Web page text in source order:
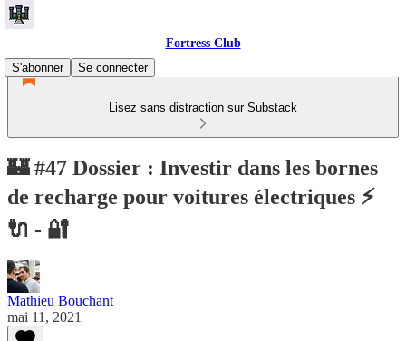
Fortress Club
S'abonner
Se connecter
Lisez sans distraction sur Substack
🏰 #47 Dossier : Investir dans les bornes
de recharge pour voitures électriques ⚡️
🔌 - 🔐
Mathieu Bouchant
mai 11, 2021